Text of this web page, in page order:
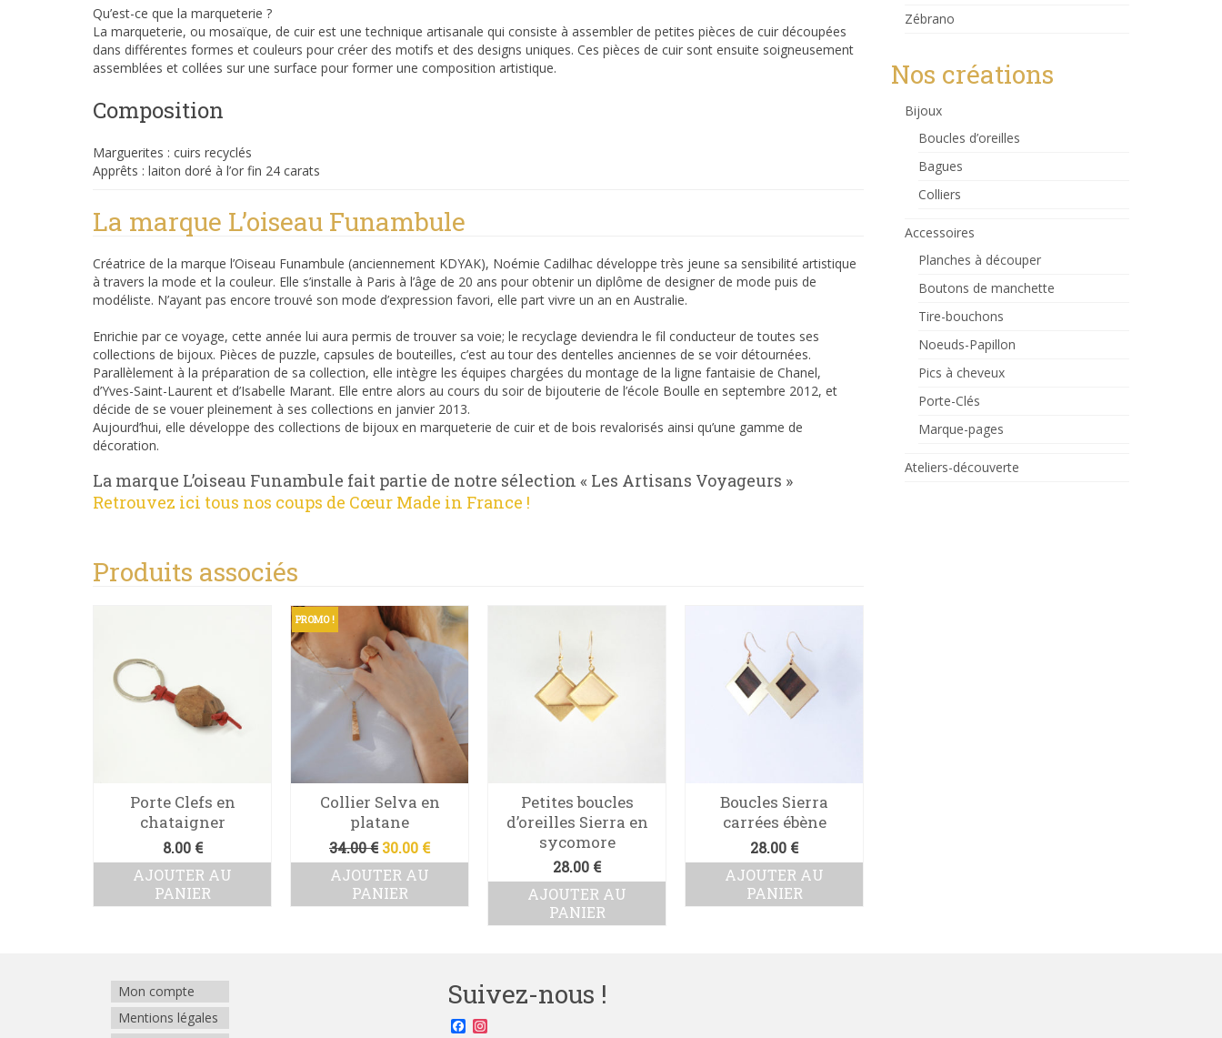
Qu’est-ce que la marqueterie ?
La marqueterie, ou mosaïque, de cuir est une technique artisanale qui consiste à assembler de petites pièces de cuir découpées
dans différentes formes et couleurs pour créer des motifs et des designs uniques. Ces pièces de cuir sont ensuite soigneusement
assemblées et collées sur une surface pour former une composition artistique.
Composition
Marguerites : cuirs recyclés
Apprêts : laiton doré à l’or fin 24 carats
La marque L’oiseau Funambule
Créatrice de la marque l’Oiseau Funambule (anciennement KDYAK), Noémie Cadilhac développe très jeune sa sensibilité artistique
à travers la mode et la couleur. Elle s’installe à Paris à l’âge de 20 ans pour obtenir un diplôme de designer de mode puis de
modéliste. N’ayant pas encore trouvé son mode d’expression favori, elle part vivre un an en Australie.
Enrichie par ce voyage, cette année lui aura permis de trouver sa voie; le recyclage deviendra le fil conducteur de toutes ses
collections de bijoux. Pièces de puzzle, capsules de bouteilles, c’est au tour des dentelles anciennes de se voir détournées.
Parallèlement à la préparation de sa collection, elle intègre les équipes chargées du montage de la ligne fantaisie de Chanel,
d’Yves-Saint-Laurent et d’Isabelle Marant. Elle entre alors au cours du soir de bijouterie de l’école Boulle en septembre 2012, et
décide de se vouer pleinement à ses collections en janvier 2013.
Aujourd’hui, elle développe des collections de bijoux en marqueterie de cuir et de bois revalorisés ainsi qu’une gamme de
décoration.
La marque L’oiseau Funambule fait partie de notre sélection « Les Artisans Voyageurs »
Retrouvez ici tous nos coups de Cœur Made in France !
Produits associés
Porte Clefs en
chataigner
8.00 €
AJOUTER AU
PANIER
PROMO !
Collier Selva en
platane
34.00€ Le
prix
initial
était :
30.00 €Le
prix
AJOUTER AU
PANIER
Petites boucles
d’oreilles Sierra en
sycomore
28.00 €
AJOUTER AU
PANIER
Boucles Sierra
carrées ébène
28.00 €
AJOUTER AU
PANIER
Zébrano
Nos créations
Bijoux
Boucles d’oreilles
Bagues
Colliers
Accessoires
Planches à découper
Boutons de manchette
Tire-bouchons
Noeuds-Papillon
Pics à cheveux
Porte-Clés
Marque-pages
Ateliers-découverte
Mon compte
Mentions légales
Suivez-nous !
Facebook